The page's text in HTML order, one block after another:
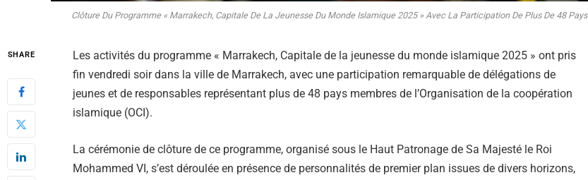
Clôture Du Programme « Marrakech, Capitale De La Jeunesse Du Monde Islamique 2025 » Avec La Participation De Plus De 48 Pays
SHARE
Les activités du programme « Marrakech, Capitale de la jeunesse du monde islamique 2025 » ont pris
fin vendredi soir dans la ville de Marrakech, avec une participation remarquable de délégations de
jeunes et de responsables représentant plus de 48 pays membres de l’Organisation de la coopération
islamique (OCI).
La cérémonie de clôture de ce programme, organisé sous le Haut Patronage de Sa Majesté le Roi
Mohammed VI, s’est déroulée en présence de personnalités de premier plan issues de divers horizons,